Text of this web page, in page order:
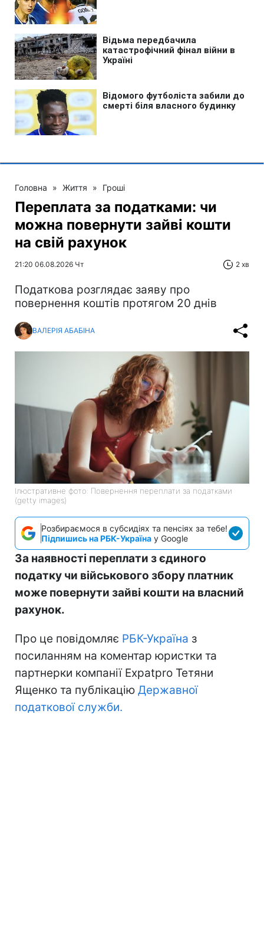
Головна » Життя » Гроші
Переплата за податками: чи
можна повернути зайві кошти
на свій рахунок
21:20 06.08.2026 Чт 2 хв
Податкова розглядає заяву про
повернення коштів протягом 20 днів
ВАЛЕРІЯ АБАБІНА
Ілюстративне фото: Повернення переплати за податками
(getty images)
Розбираємося в субсидіях та пенсіях за тебе!
Підпишись на РБК-Україна у Google
За наявності переплати з єдиного
податку чи військового збору платник
може повернути зайві кошти на власний
рахунок.
Про це повідомляє РБК-Україна з
посиланням на коментар юристки та
партнерки компанії Expatpro Тетяни
Ященко та публікацію Державної
податкової служби.